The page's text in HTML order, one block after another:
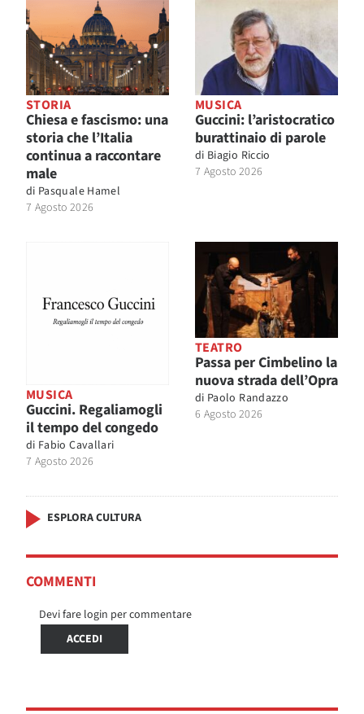
STORIA
Chiesa e fascismo: una
storia che l’Italia
continua a raccontare
male
di Pasquale Hamel
7 Agosto 2026
MUSICA
Guccini: l’aristocratico
burattinaio di parole
di Biagio Riccio
7 Agosto 2026
MUSICA
Guccini. Regaliamogli
il tempo del congedo
di Fabio Cavallari
7 Agosto 2026
TEATRO
Passa per Cimbelino la
nuova strada dell’Opra
di Paolo Randazzo
6 Agosto 2026
ESPLORA CULTURA
COMMENTI
Devi fare login per commentare
ACCEDI